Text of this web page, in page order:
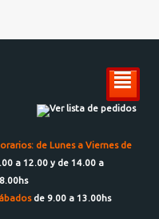
²
Ver lista de pedidos
de Lunes a Viernes de
a 12.00 y de 14.00 a
de 9.00 a 13.00hs